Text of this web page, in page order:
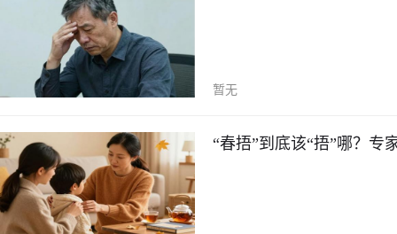
暂无
“春捂”到底该“捂”哪？专